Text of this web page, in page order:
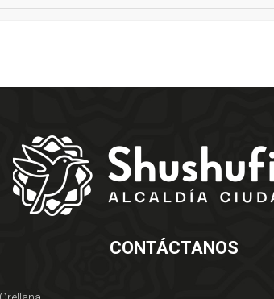
CONTÁCTANOS